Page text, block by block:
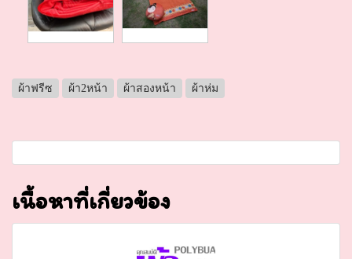
ผ้าฟรีซ ผ้า2หน้า ผ้าสองหน้า ผ้าห่ม
เนื้อหาที่เกี่ยวข้อง